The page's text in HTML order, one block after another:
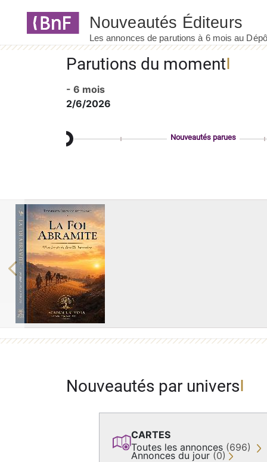
Parutions du moment
- 6 mois
2/6/2026
Nouveautés parues
Previous
Nouveautés par univers
CARTES
Toutes les annonces (696)
Annonces du jour (0)